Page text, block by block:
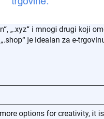
„.xyz“ i mnogi drugi koji
je idealan za e-
options for creativity, it